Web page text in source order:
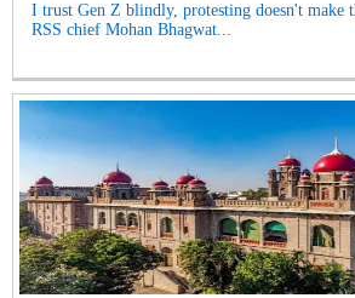
I trust Gen Z blindly, protesting doesn't make
RSS chief Mohan Bhagwat...